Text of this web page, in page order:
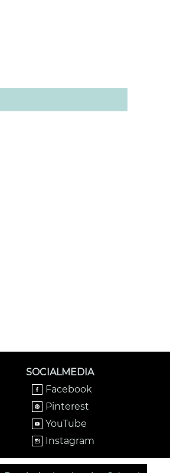
SOCIALMEDIA
Facebook
Pinterest
YouTube
Instagram